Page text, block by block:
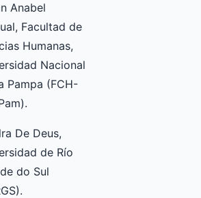
Anabel
Facultad de
Humanas,
Nacional
Pampa (FCH-
De Deus,
de Río
do Sul